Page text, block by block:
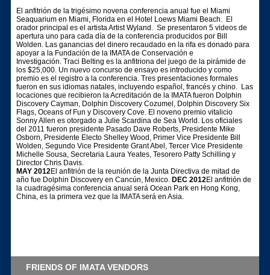
El anfitrión de la trigésimo novena conferencia anual fue el Miami
Seaquarium en Miami, Florida en el Hotel Loews Miami Beach. El
orador principal es el artista Artist Wyland. Se presentaron 5 videos de
apertura uno para cada día de la conferencia producidos por Bill
Wolden. Las ganancias del dinero recaudado en la rifa es donado para
apoyar a la Fundación de la IMATA de Conservación e
Investigación. Traci Belting es la anfitriona del juego de la pirámide de
los $25,000. Un nuevo concurso de ensayo es introducido y como
premio es el registro a la conferencia. Tres presentaciones formales
fueron en sus idiomas natales, incluyendo español, francés y chino. Las
locaciones que recibieron la Acreditación de la IMATA fueron Dolphin
Discovery Cayman, Dolphin Discovery Cozumel, Dolphin Discovery Six
Flags, Oceans of Fun y Discovery Cove. El noveno premio vitalicio
Sonny Allen es otorgado a Julie Scardina de Sea World. Los oficiales
del 2011 fueron presidente Pasado Dave Roberts, Presidente Mike
Osborn, Presidente Electo Shelley Wood, Primer Vice Presidente Bill
Wolden, Segundo Vice Presidente Grant Abel, Tercer Vice Presidente
Michelle Sousa, Secretaria Laura Yeates, Tesorero Patty Schilling y
Director Chris Davis.
MAY 2012El anfitrión de la reunión de la Junta Directiva de mitad de
año fue Dolphin Discovery en Cancún, Mexico. DEC 2012El anfitrión de
la cuadragésima conferencia anual será Ocean Park en Hong Kong,
China, es la primera vez que la IMATA será en Asia.
FRIENDS OF IMATA VENDORS